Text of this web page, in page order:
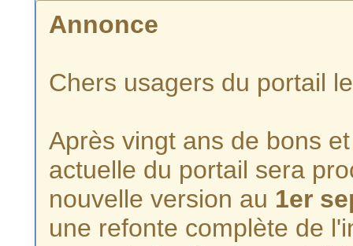
Annonce
Chers usagers du portail
Après vingt ans de bons
actuelle du portail sera
nouvelle version au 1er
une refonte complète de